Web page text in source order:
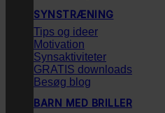
SYNSTRÆNING
Tips og ideer
Motivation
Synsaktiviteter
GRATIS downloads
Besøg blog
BARN MED BRILLER